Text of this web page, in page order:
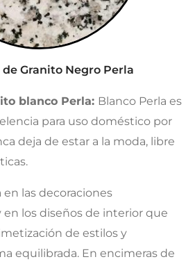
Granito Negro Perla
blanco Perla: Blanco Perla es
para uso doméstico por
deja de estar a la moda, libre
las decoraciones
los diseños de interior que
de estilos y
equilibrada. En encimeras de